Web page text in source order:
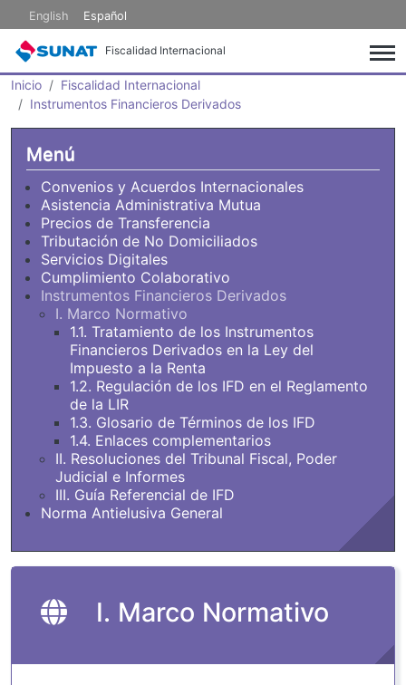
Pasar al contenido principal
English Español
Fiscalidad Internacional
Inicio
Fiscalidad Internacional
Instrumentos Financieros Derivados
I. Marco Normativo
Menú
Convenios y Acuerdos Internacionales
Asistencia Administrativa Mutua
Precios de Transferencia
Tributación de No Domiciliados
Servicios Digitales
Cumplimiento Colaborativo
Instrumentos Financieros Derivados
I. Marco Normativo
1.1. Tratamiento de los Instrumentos
Financieros Derivados en la Ley del
Impuesto a la Renta
1.2. Regulación de los IFD en el Reglamento
de la LIR
1.3. Glosario de Términos de los IFD
1.4. Enlaces complementarios
II. Resoluciones del Tribunal Fiscal, Poder
Judicial e Informes
III. Guía Referencial de IFD
Norma Antielusiva General